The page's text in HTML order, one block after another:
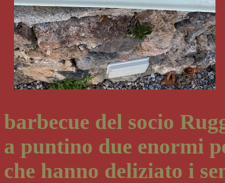
barbecue del socio
a puntino due enormi
che hanno deliziato i